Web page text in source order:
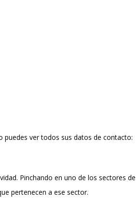
puedes ver todos sus datos de contacto:
Pinchando en uno de los sectores de
pertenecen a ese sector.